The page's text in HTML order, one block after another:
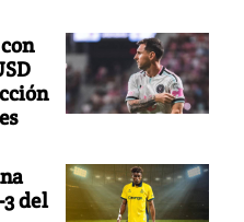
del